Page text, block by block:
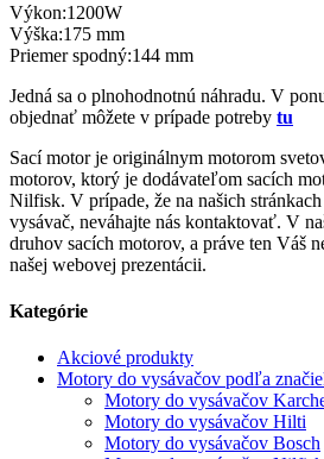
Výkon:1200W
Výška:175 mm
Priemer spodný:144 mm
Jedná sa o plnohodnotnú náhradu. V
objednať môžete v prípade potreby tu
Sací motor je originálnym motorom
motorov, ktorý je dodávateľom sacích
Nilfisk. V prípade, že na našich
vysávač, neváhajte nás kontaktovať. V
druhov sacích motorov, a práve ten Váš
našej webovej prezentácii.
Kategórie
Akciové produkty
Motory do vysávačov podľa
Motory do vysávačov
Motory do vysávačov Hilti
Motory do vysávačov Bosch